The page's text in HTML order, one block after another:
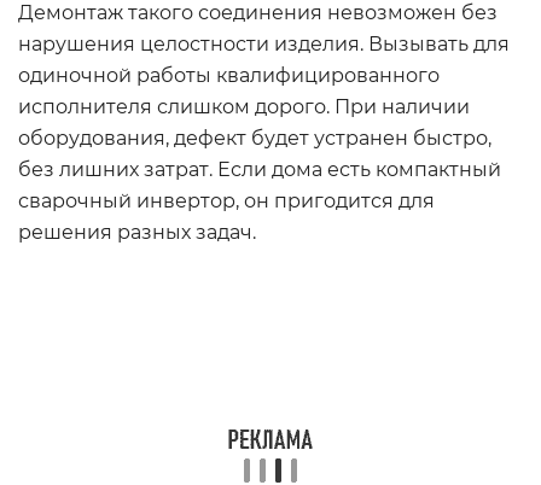
Демонтаж такого соединения невозможен без
нарушения целостности изделия. Вызывать для
одиночной работы квалифицированного
исполнителя слишком дорого. При наличии
оборудования, дефект будет устранен быстро,
без лишних затрат. Если дома есть компактный
сварочный инвертор, он пригодится для
решения разных задач.